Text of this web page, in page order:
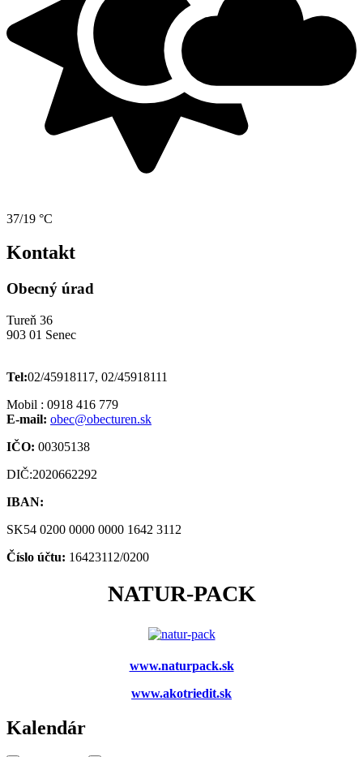
37/19 °C
Kontakt
Obecný úrad
Tureň 36
903 01 Senec
Tel:02/45918117, 02/45918111
Mobil : 0918 416 779
E-mail: obec@obecturen.sk
IČO: 00305138
DIČ:2020662292
IBAN:
SK54 0200 0000 0000 1642 3112
Číslo účtu: 16423112/0200
NATUR-PACK
www.naturpack.sk
www.akotriedit.sk
Kalendár